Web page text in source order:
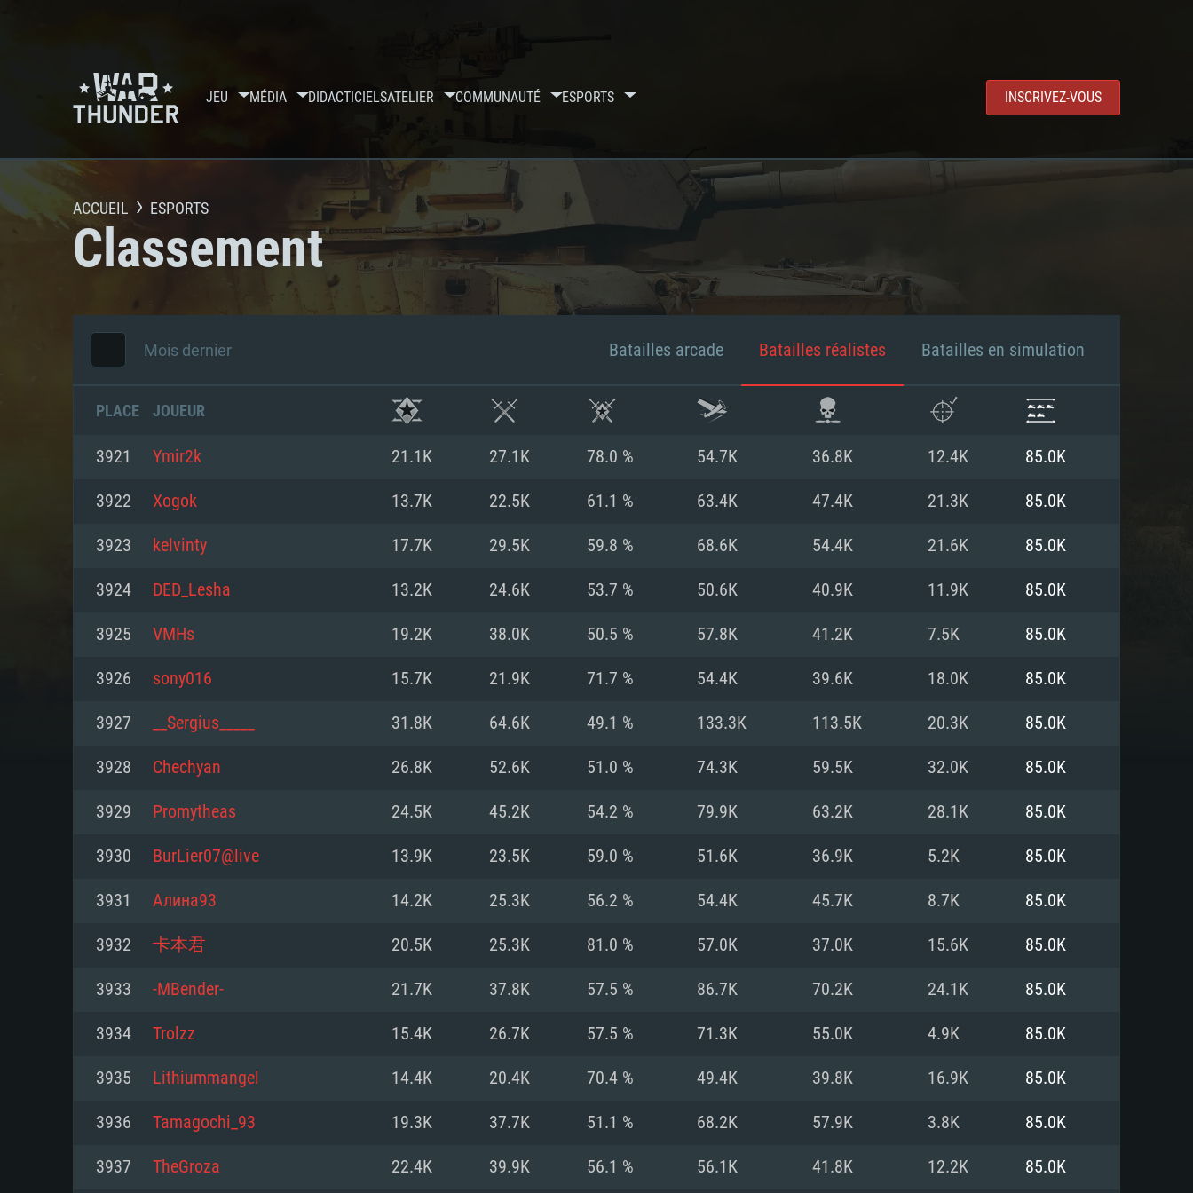
JEU MÉDIA DIDACTICIELSATELIER COMMUNAUTÉ ESPORTS INSCRIVEZ-VOUS
CONFIGURATION SYSTÈME REQUISE
Minimum
Mémoire: 4 GB
Carte graphique supportant DirectX 11: AMD
Radeon 77XX / NVIDIA GeForce GTX 660. La
résolution minimale supportée par le jeu est de
Recommandée
Carte graphique supportant DirectX 11 ou plus et
drivers: Nvidia GeForce 1060 et plus, Radeon RX
570 et plus.
Connection: Connexion Internet à haut débit
Minimum
processeurs Intel Xeon ne sont pas supportés)
Mémoire: 6 GB
Carte graphique: Intel Iris Pro 5200 (Mac), ou
analogue AMD/Nvidia. La résolution minimale
Recommandée
ne sont pas supportés)
Mémoire: 8 GB
Carte graphique: Radeon Vega II ou plus avec
support de Metal
Connection: Connexion Internet à haut débit
Minimum
modernes
Processeur: Dual-Core 2.4 GHz
Mémoire: 4 GB
Carte graphique: NVIDIA 660 avec les derniers
drivers (moins de 6 mois) / de même pour AMD
de 720p)
Recommandée
Carte graphique: NVIDIA 1060 avec les derniers
drivers (moins de 6 mois) / de même pour AMD
(Radeon RX 570) avec les derniers drivers de
ACCUEIL ESPORTS
Classement
Mois dernier Batailles arcade Batailles réalistes Batailles en simulation
PLACE JOUEUR
3921 Ymir2k 21.1K 27.1K 78.0 % 54.7K 36.8K 12.4K 85.0K
3922 Xogok 13.7K 22.5K 61.1 % 63.4K 47.4K 21.3K 85.0K
3923 kelvinty 17.7K 29.5K 59.8 % 68.6K 54.4K 21.6K 85.0K
3924 DED_Lesha 13.2K 24.6K 53.7 % 50.6K 40.9K 11.9K 85.0K
3925 VMHs 19.2K 38.0K 50.5 % 57.8K 41.2K 7.5K 85.0K
3926 sony016 15.7K 21.9K 71.7 % 54.4K 39.6K 18.0K 85.0K
3927 __Sergius_____ 31.8K 64.6K 49.1 % 133.3K 113.5K 20.3K 85.0K
3928 Chechyan 26.8K 52.6K 51.0 % 74.3K 59.5K 32.0K 85.0K
3929 Promytheas 24.5K 45.2K 54.2 % 79.9K 63.2K 28.1K 85.0K
3930 BurLier07@live 13.9K 23.5K 59.0 % 51.6K 36.9K 5.2K 85.0K
3931 Алина93 14.2K 25.3K 56.2 % 54.4K 45.7K 8.7K 85.0K
3932 卡本君 20.5K 25.3K 81.0 % 57.0K 37.0K 15.6K 85.0K
3933 -MBender- 21.7K 37.8K 57.5 % 86.7K 70.2K 24.1K 85.0K
3934 Trolzz 15.4K 26.7K 57.5 % 71.3K 55.0K 4.9K 85.0K
3935 Lithiummangel 14.4K 20.4K 70.4 % 49.4K 39.8K 16.9K 85.0K
3936 Tamagochi_93 19.3K 37.7K 51.1 % 68.2K 57.9K 3.8K 85.0K
3937 TheGroza 22.4K 39.9K 56.1 % 56.1K 41.8K 12.2K 85.0K